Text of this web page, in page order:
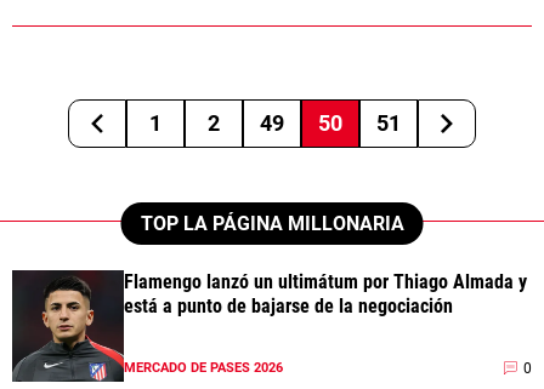
1 2 49 50 51
TOP LA PÁGINA MILLONARIA
Flamengo lanzó un ultimátum por Thiago Almada y
está a punto de bajarse de la negociación
MERCADO DE PASES 2026 0